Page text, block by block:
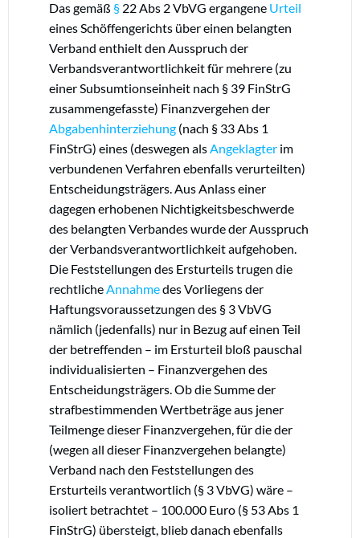
Das gemäß § 22 Abs 2 VbVG ergangene Urteil
eines Schöffengerichts über einen belangten
Verband enthielt den Ausspruch der
Verbandsverantwortlichkeit für mehrere (zu
einer Subsumtionseinheit nach § 39 FinStrG
zusammengefasste) Finanzvergehen der
Abgabenhinterziehung (nach § 33 Abs 1
FinStrG) eines (deswegen als Angeklagter im
verbundenen Verfahren ebenfalls verurteilten)
Entscheidungsträgers. Aus Anlass einer
dagegen erhobenen Nichtigkeitsbeschwerde
des belangten Verbandes wurde der Ausspruch
der Verbandsverantwortlichkeit aufgehoben.
Die Feststellungen des Ersturteils trugen die
rechtliche Annahmedes Vorliegens der
Haftungsvoraussetzungen des § 3 VbVG
nämlich (jedenfalls) nur in Bezug auf einen Teil
der betreffenden – im Ersturteil bloß pauschal
individualisierten – Finanzvergehen des
Entscheidungsträgers. Ob die Summe der
strafbestimmenden Wertbeträge aus jener
Teilmenge dieser Finanzvergehen, für die der
(wegen all dieser Finanzvergehen belangte)
Verband nach den Feststellungen des
Ersturteils verantwortlich (§ 3 VbVG) wäre –
isoliert betrachtet – 100.000 Euro (§ 53 Abs 1
FinStrG) übersteigt, blieb danach ebenfalls